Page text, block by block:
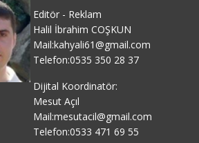
Editör - Reklam
Halil İbrahim COŞKUN
Mail:kahyali61@gmail.com
Telefon:0535 350 28 37
Dijital Koordinatör:
Mesut Açıl
Mail:mesutacil@gmail.com
Telefon:0533 471 69 55